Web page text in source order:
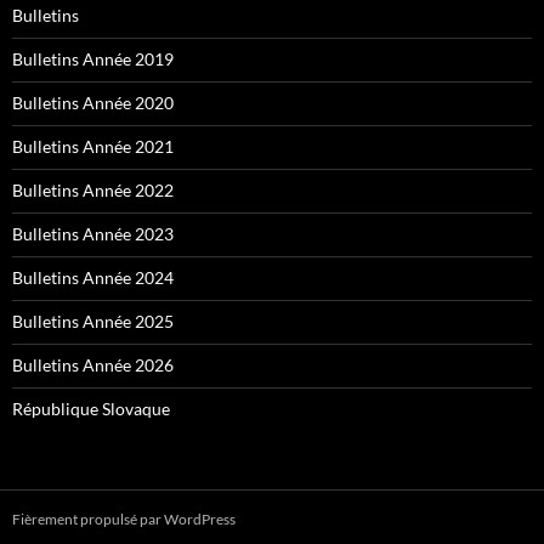
Bulletins
Bulletins Année 2019
Bulletins Année 2020
Bulletins Année 2021
Bulletins Année 2022
Bulletins Année 2023
Bulletins Année 2024
Bulletins Année 2025
Bulletins Année 2026
République Slovaque
Fièrement propulsé par WordPress